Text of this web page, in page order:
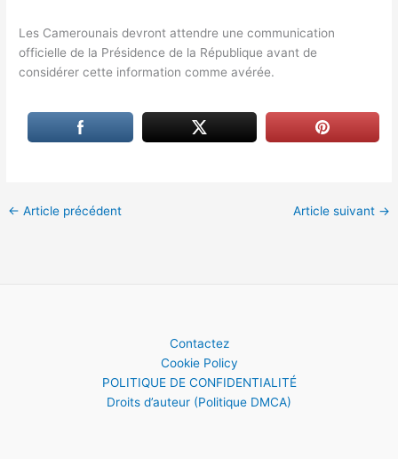
Les Camerounais devront attendre une communication
officielle de la Présidence de la République avant de
considérer cette information comme avérée.
← Article précédent Article suivant →
Contactez
Cookie Policy
POLITIQUE DE CONFIDENTIALITÉ
Droits d’auteur (Politique DMCA)